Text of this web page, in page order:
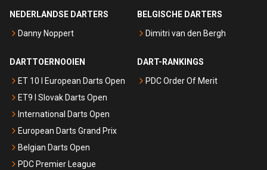
NEDERLANDSE DARTERS
Danny Noppert
BELGISCHE DARTERS
Dimitri van den Bergh
DARTTOERNOOIEN
ET 10 I European Darts Open
ET9 I Slovak Darts Open
International Darts Open
European Darts Grand Prix
Belgian Darts Open
PDC Premier League
DART-RANKINGS
PDC Order Of Merit